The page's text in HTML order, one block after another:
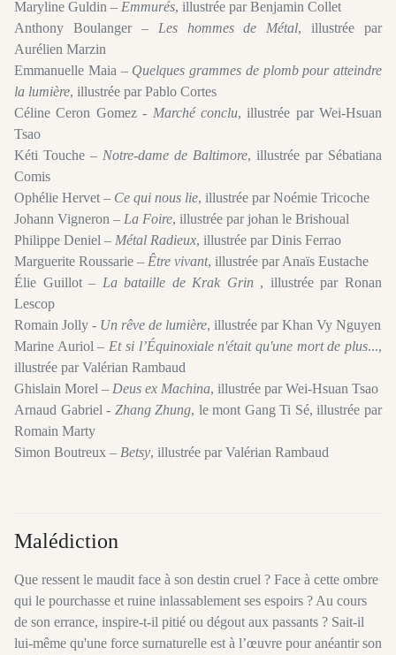
Maryline Guldin – Emmurés, illustrée par Benjamin Collet
Anthony Boulanger – Les hommes de Métal, illustrée par
Aurélien Marzin
Emmanuelle Maia – Quelques grammes de plomb pour atteindre
la lumière, illustrée par Pablo Cortes
Céline Ceron Gomez - Marché conclu, illustrée par Wei-Hsuan
Tsao
Kéti Touche – Notre-dame de Baltimore, illustrée par Sébatiana
Comis
Ophélie Hervet – Ce qui nous lie, illustrée par Noémie Tricoche
Johann Vigneron – La Foire, illustrée par johan le Brishoual
Philippe Deniel – Métal Radieux, illustrée par Dinis Ferrao
Marguerite Roussarie – Être vivant, illustrée par Anaïs Eustache
Élie Guillot – La bataille de Krak Grin , illustrée par Ronan
Lescop
Romain Jolly - Un rêve de lumière, illustrée par Khan Vy Nguyen
Marine Auriol – Et si l’Équinoxiale n'était qu'une mort de plus...,
illustrée par Valérian Rambaud
Ghislain Morel – Deus ex Machina, illustrée par Wei-Hsuan Tsao
Arnaud Gabriel - Zhang Zhung, le mont Gang Ti Sé, illustrée par
Romain Marty
Simon Boutreux – Betsy, illustrée par Valérian Rambaud
Malédiction
Que ressent le maudit face à son destin cruel ? Face à cette ombre
qui le pourchasse et ruine inlassablement ses espoirs ? Au cours
de son errance, inspire-t-il pitié ou dégout aux passants ? Sait-il
lui-même qu'une force surnaturelle est à l’œuvre pour anéantir son